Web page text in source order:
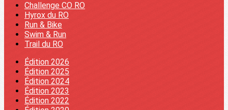
Challenge CO RO
Hyrox du RO
Run & Bike
Swim & Run
Trail du RO
Édition 2026
Édition 2025
Édition 2024
Édition 2023
Édition 2022